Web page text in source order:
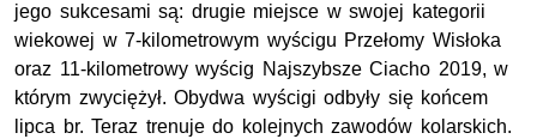
jego sukcesami są: drugie miejsce w swojej kategorii
wiekowej w 7-kilometrowym wyścigu Przełomy Wisłoka
oraz 11-kilometrowy wyścig Najszybsze Ciacho 2019, w
którym zwyciężył. Obydwa wyścigi odbyły się końcem
lipca br. Teraz trenuje do kolejnych zawodów kolarskich.